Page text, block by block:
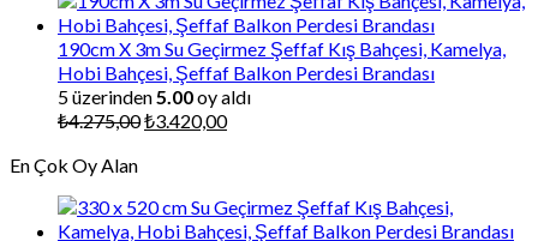
190cm X 3m Su Geçirmez Şeffaf Kış Bahçesi, Kamelya,
Hobi Bahçesi, Şeffaf Balkon Perdesi Brandası
5 üzerinden 5.00oy aldı
₺4.275,00Orijinal
₺3.420,00Şu
En Çok Oy Alan